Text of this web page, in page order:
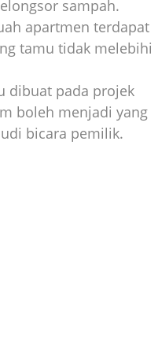
sampah.
apartmen terdapat
tamu tidak melebihi
dibuat pada projek
boleh menjadi yang
bicara pemilik.